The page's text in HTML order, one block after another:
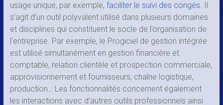
usage unique, par exemple, faciliter le suivi des congés. Il
s’agit d’un outil polyvalent utilisé dans plusieurs domaines
et disciplines qui constituent le socle de l’organisation de
l’entreprise. Par exemple, le Progiciel de gestion intégrée
est utilisé simultanément en gestion financière et
comptable, relation clientèle et prospection commerciale,
approvisionnement et fournisseurs, chaîne logistique,
production… Les fonctionnalités concernent également
les interactions avec d’autres outils professionnels ainsi